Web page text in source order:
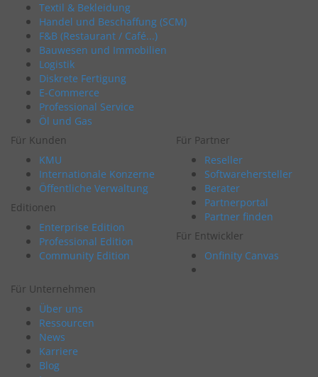
Textil & Bekleidung
Handel und Beschaffung (SCM)
F&B (Restaurant / Café...)
Bauwesen und Immobilien
Logistik
Diskrete Fertigung
E-Commerce
Professional Service
Öl und Gas
Für Kunden
KMU
Internationale Konzerne
Öffentliche Verwaltung
Editionen
Enterprise Edition
Professional Edition
Community Edition
Für Partner
Reseller
Softwarehersteller
Berater
Partnerportal
Partner finden
Für Entwickler
Onfinity Canvas
Für Unternehmen
Über uns
Ressourcen
News
Karriere
Blog